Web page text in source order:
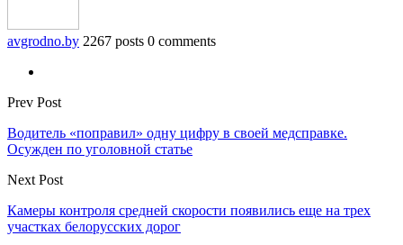
avgrodno.by 2267 posts 0 comments
Prev Post
Водитель «поправил» одну цифру в своей медсправке.
Осужден по уголовной статье
Next Post
Камеры контроля средней скорости появились еще на трех
участках белорусских дорог